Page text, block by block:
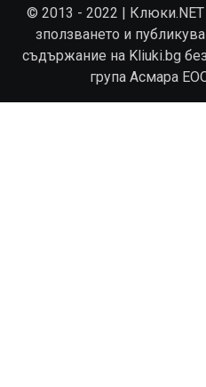
© 2013 - 2022 | Клюки.NET
зползването и
съдържание на Kliuki.bg
група Асмара